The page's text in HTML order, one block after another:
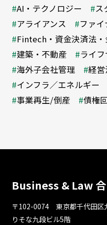
AI・テクノロジー
ス
アライアンス
ファ
Fintech・資金決済法・
建築・不動産
ライ
海外子会社管理
経
インフラ／エネルギー
事業再生/倒産
債権
Business & Law
〒102-0074 東京都千代⽥区
りそな九段ビル5階